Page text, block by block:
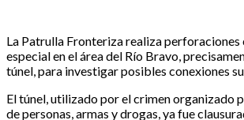
La Patrulla Fronteriza realiza perforaciones
especial en el área del Río Bravo,
túnel, para investigar posibles conexiones
El túnel, utilizado por el crimen organizado
de personas, armas y drogas, ya fue